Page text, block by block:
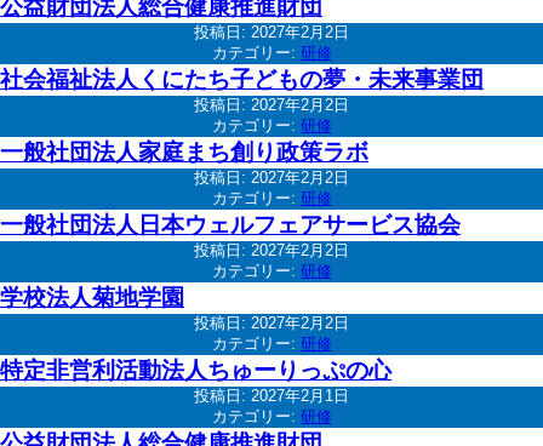
公益財団法人総合健康推進財団
投稿日: 2027年2月2日
カテゴリー: 研修
社会福祉法人くにたち子どもの夢・未来事業団
投稿日: 2027年2月2日
カテゴリー: 研修
一般社団法人家庭まち創り政策ラボ
投稿日: 2027年2月2日
カテゴリー: 研修
一般社団法人日本ウェルフェアサービス協会
投稿日: 2027年2月2日
カテゴリー: 研修
学校法人菊地学園
投稿日: 2027年2月2日
カテゴリー: 研修
特定非営利活動法人ちゅーりっぷの心
投稿日: 2027年2月1日
カテゴリー: 研修